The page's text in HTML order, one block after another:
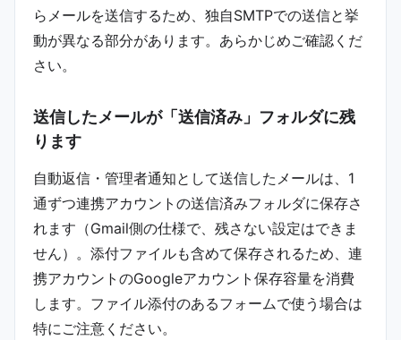
らメールを送信するため、独自SMTPでの送信と挙
動が異なる部分があります。あらかじめご確認くだ
さい。
送信したメールが「送信済み」フォルダに残
ります
自動返信・管理者通知として送信したメールは、1
通ずつ連携アカウントの送信済みフォルダに保存さ
れます（Gmail側の仕様で、残さない設定はできま
せん）。添付ファイルも含めて保存されるため、連
携アカウントのGoogleアカウント保存容量を消費
します。ファイル添付のあるフォームで使う場合は
特にご注意ください。